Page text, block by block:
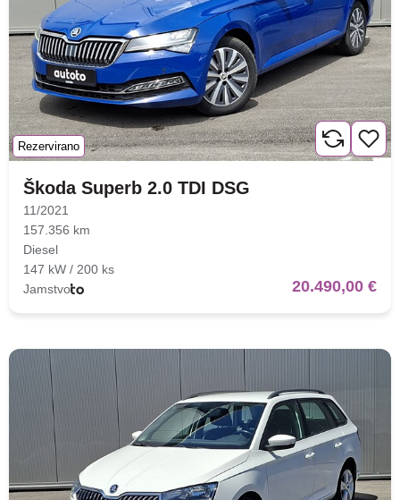
Rezervirano
Škoda Superb 2.0 TDI DSG
11/2021
157.356 km
Diesel
147 kW / 200 ks
Jamstvo
20.490,00 €
Nova lokacija - Slavonska
avenija 102, Resnik